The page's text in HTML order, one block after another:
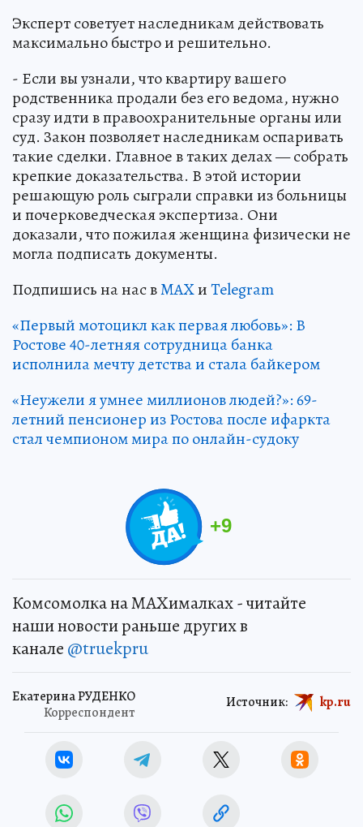
Эксперт советует наследникам действовать
максимально быстро и решительно.
- Если вы узнали, что квартиру вашего
родственника продали без его ведома, нужно
сразу идти в правоохранительные органы или
суд. Закон позволяет наследникам оспаривать
такие сделки. Главное в таких делах — собрать
крепкие доказательства. В этой истории
решающую роль сыграли справки из больницы
и почерковедческая экспертиза. Они
доказали, что пожилая женщина физически не
могла подписать документы.
Подпишись на нас вMAXиTelegram
«Первый мотоцикл как первая любовь»: В
Ростове 40-летняя сотрудница банка
исполнила мечту детства и стала байкером
«Неужели я умнее миллионов людей?»: 69-
летний пенсионер из Ростова после ифаркта
стал чемпионом мира по онлайн-судоку
+9
Комсомолка на MAXималках - читайте
наши новости раньше других в
канале @truekpru
Екатерина РУДЕНКО
Корреспондент
Источник: kp.ru